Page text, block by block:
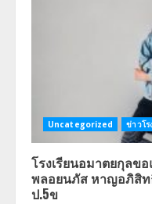
Uncategorized ข่าวโร
โรงเรียนอมาตยกุลข
พลอยนภัส หาญอภิสิท
ป.5ข